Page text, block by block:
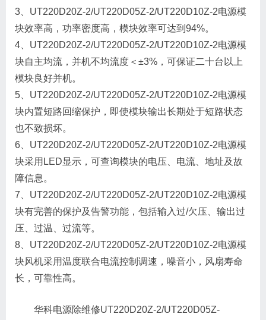
3、UT220D20Z-2/UT220D05Z-2/UT220D10Z-2电源模
块效率高，功率密度高，模块效率可达到94%。
4、UT220D20Z-2/UT220D05Z-2/UT220D10Z-2电源模
块自主均流，并机不均流度＜±3%，可保证二十台以上
模块良好并机。
5、UT220D20Z-2/UT220D05Z-2/UT220D10Z-2电源模
块内置短路回缩保护，即使模块输出长期处于短路状态
也不致损坏。
6、UT220D20Z-2/UT220D05Z-2/UT220D10Z-2电源模
块采用LED显示，可查询模块的电压、电流、地址及故
障信息。
7、UT220D20Z-2/UT220D05Z-2/UT220D10Z-2电源模
块有完善的保护及告警功能，包括输入过/欠压、输出过
压、过温、过流等。
8、UT220D20Z-2/UT220D05Z-2/UT220D10Z-2电源模
块风机采用温度联合电流控制调速，噪音小，风扇寿命
长，可靠性高。
华科电源除维修UT220D20Z-2/UT220D05Z-